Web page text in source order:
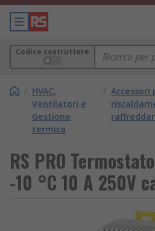
Codice costruttore
/ HVAC,
Ventilatori e
Gestione
termica
/ Accessori
RS PRO
-10 °C 10 A 250V